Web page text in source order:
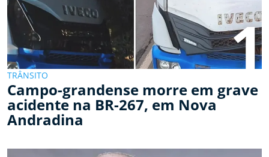
1
TRÂNSITO
Campo-grandense morre em grave
acidente na BR-267, em Nova
Andradina